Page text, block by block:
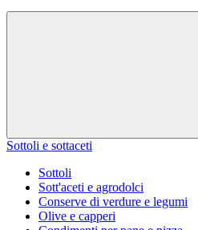
Sottoli e sottaceti
Sottoli
Sott'aceti e agrodolci
Conserve di verdure e legumi
Olive e capperi